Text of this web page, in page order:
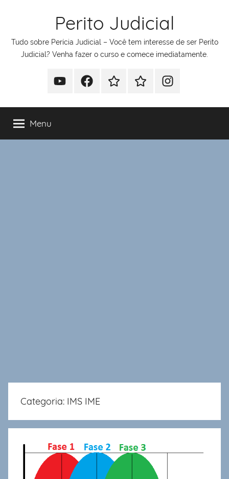
conteúdo
Perito Judicial
Tudo sobre Perícia Judicial – Você tem interesse de ser Perito
Judicial? Venha fazer o curso e comece imediatamente.
YoutubeFacebookWhatsappTelegramInstagram
Menu
Categoria: IMS IME